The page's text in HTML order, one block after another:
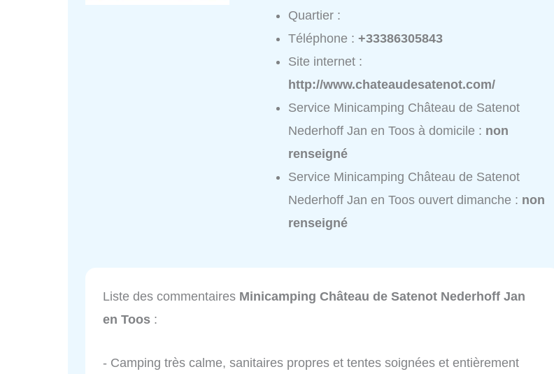
Quartier :
Téléphone :+33386305843
Site internet :
http://www.chateaudesatenot.com/
Service Minicamping Château de Satenot
Nederhoff Jan en Toos à domicile : non
renseigné
Service Minicamping Château de Satenot
Nederhoff Jan en Toos ouvert dimanche : non
renseigné
Liste des commentaires Minicamping Château de Satenot Nederhoff Jan
en Toos :
- Camping très calme, sanitaires propres et tentes soignées et entièrement